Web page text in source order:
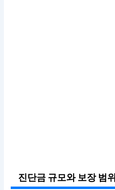
진단금 규모와 보장 범위